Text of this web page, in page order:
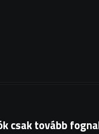
csak tovább